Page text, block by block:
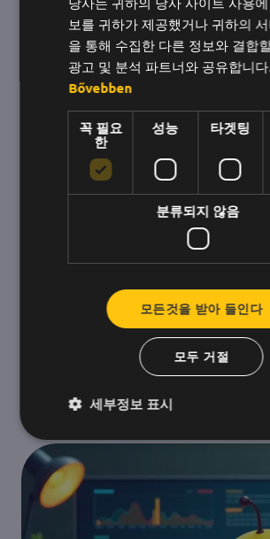
시원한 기후: 오늘 우리는 비
할 수 없었습니다.
다음 인터뷰는 쉽지 않은 상황에서
집력을 발휘할 수 있는지 보여주는
보를 귀하가 제공했거나 귀하의
을 통해 수집한 다른 정보와 결합
광고 및 분석 파트너와 공유합니
Bővebben
꼭 필요
한
성능 타겟팅
분류되지 않음
모든것을 받아 들인다
모두 거절
세부정보 표시